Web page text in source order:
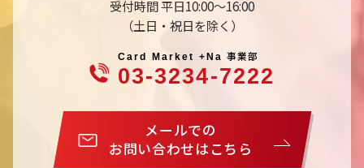
受付時間 平日10:00～16:00
（土日・祝日を除く）
Card Market +Na事業部
03-3234-7222
メールでの
お問い合わせはこちら